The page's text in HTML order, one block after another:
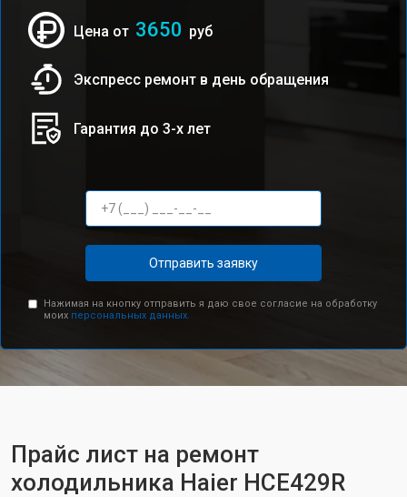
Цена от 3650 руб
Экспресс ремонт в день обращения
Гарантия до 3-х лет
Отправить заявку
Нажимая на кнопку отправить я даю свое согласие на обработку
моих персональных данных.
Прайс лист на ремонт
холодильника Haier HCE429R